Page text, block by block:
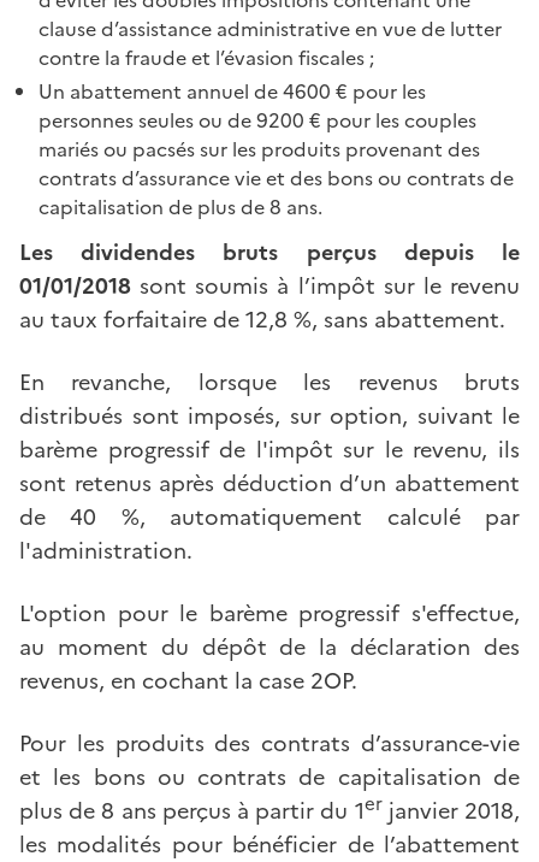
clause d’assistance administrative en vue de lutter
contre la fraude et l’évasion fiscales ;
Un abattement annuel de 4600 € pour les
personnes seules ou de 9200 € pour les couples
mariés ou pacsés sur les produits provenant des
contrats d’assurance vie et des bons ou contrats de
capitalisation de plus de 8 ans.
Les dividendes bruts perçus depuis le
01/01/2018 sont soumis à l’impôt sur le revenu
au taux forfaitaire de 12,8 %, sans abattement.
En revanche, lorsque les revenus bruts
distribués sont imposés, sur option, suivant le
barème progressif de l'impôt sur le revenu, ils
sont retenus après déduction d’un abattement
de 40 %, automatiquement calculé par
l'administration.
L'option pour le barème progressif s'effectue,
au moment du dépôt de la déclaration des
revenus, en cochant la case 2OP.
Pour les produits des contrats d’assurance-vie
et les bons ou contrats de capitalisation de
plus de 8 ans perçus à partir du 1erjanvier 2018,
les modalités pour bénéficier de l’abattement